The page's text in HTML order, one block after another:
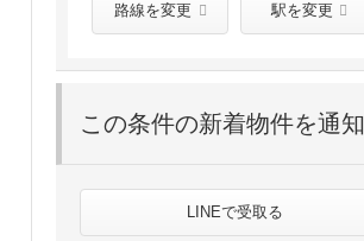
路線を変更 駅を変更
この条件の新着物件を通知
LINEで受取る